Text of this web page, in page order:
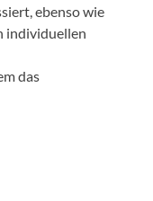
ebenso wie
individuellen
das